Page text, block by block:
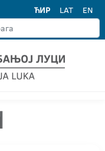
ЋИР LAT EN